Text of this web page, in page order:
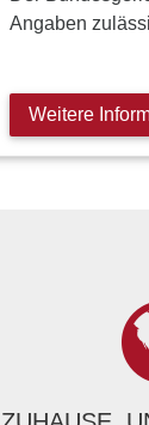
Angaben
Weitere